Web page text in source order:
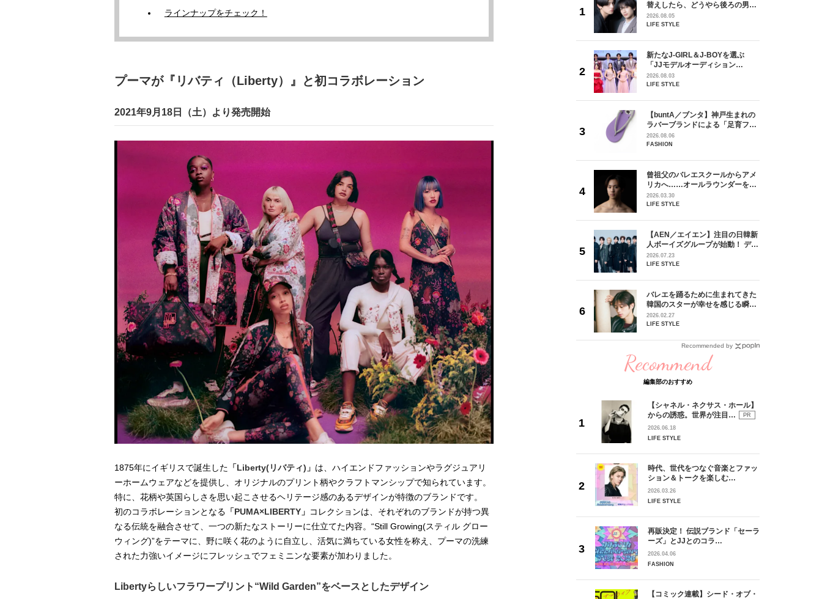
ラインナップをチェック！
プーマが『リバティ（Liberty）』と初コラボレーション
2021年9月18日（土）より発売開始
1875年にイギリスで誕生した 「Liberty(リバティ)」 は、ハイエンドファッションやラグジュアリ
ーホームウェアなどを提供し、オリジナルのプリント柄やクラフトマンシップで知られています。
特に、花柄や英国らしさを思い起こさせるヘリテージ感のあるデザインが特徴のブランドです。
初のコラボレーションとなる 「PUMA×LIBERTY」 コレクションは、それぞれのブランドが持つ異
なる伝統を融合させて、一つの新たなストーリーに仕立てた内容。“Still Growing(スティル グロー
ウィング)”をテーマに、野に咲く花のように自立し、活気に満ちている女性を称え、プーマの洗練
された力強いイメージにフレッシュでフェミニンな要素が加わりました。
Libertyらしいフラワープリント“Wild Garden”をベースとしたデザイン
Share」でネイルケア体験！JJア
フタヌーンティー来場者限定チケ
2025.09.25
BEAUTY
着いた…J-BOY三上龍の手放せな
【J’s Picks】J-GIRL早坂萌香の
徹底した日焼けケア！ でも、いち
ばん大切なのは…〈ビューティ＆
ファッション夏の必需品〉
2026.07.24
BEAUTY
【注目アーティストRainy。っ
て？】自称“コスメオタク見習
い”のポーチの中身、拝見しま
す！
2026.01.30
BEAUTY
【JJ専属モデルの素顔】ツヤと輝
きを放つ美肌を生み出す松川 星の
愛用スキンケア
2025.12.16
BEAUTY
リカへ……オールラウンダーを目
【櫻井優衣】メジャー 1st CD
Single「夏いぞん」リリース記念
イベント♡ ファンと過ごした“最
高の夏時間”
2026.07.31
LIFE STYLE
替えしたら、どうやら後ろの男が
どうやら俺のこと好きらしい」放
送記念インタビュー♡ 「自然と詠
2026.08.05
LIFE STYLE
新たなJ-GIRL＆J-BOYを選ぶ
「JJモデルオーディション
2027」が募集開始！ 予選ブロッ
クは候補生の“魅力”を重視した
2026.08.03
LIFE STYLE
【buntA／ブンタ】神戸生まれの
ラバーブランドによる「足育フッ
トウェア」。伊勢丹新宿店でPOP-
UP開催中！
2026.08.06
FASHION
曾祖父のバレエスクールからアメ
リカへ……オールラウンダーを目
指すダンサーは踊ることが好きす
ぎる【王子様の推しドコロ】
2026.03.30
LIFE STYLE
【AEN／エイエン】注目の日韓新
人ボーイズグループが始動！ デビ
ュー目前のフレッシュな面々を独
占インタビュー。7人の魅力に迫
2026.07.23
LIFE STYLE
バレエを踊るために生まれてきた
韓国のスターが幸せを感じる瞬間
【王子様の推しドコロ】vol.28
チョン・ミンチョルさん
2026.02.27
LIFE STYLE
Recommended by
Recommend
編集部のおすすめ
【シャネル・ネクサス・ホール】
からの誘惑。世界が注目…
PR
2026.06.18
LIFE STYLE
時代、世代をつなぐ音楽とファッ
ション＆トークを楽しむ…
2026.03.26
LIFE STYLE
再販決定！ 伝説ブランド「セーラ
ーズ」とJJとのコラ…
2026.04.06
FASHION
【コミック連載】シード・オブ・